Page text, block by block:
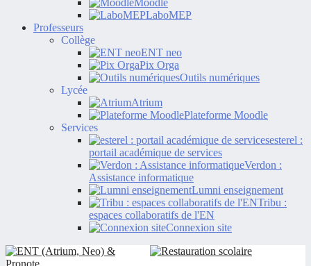
Moodle
LaboMEP
Professeurs
Collège
ENT neo
Pix Orga
Outils numériques
Lycée
Atrium
Plateforme Moodle
Services
esterel :
portail académique de services
Verdon :
Assistance informatique
Lumni enseignement
Tribu :
espaces collaboratifs de l'EN
Connexion site